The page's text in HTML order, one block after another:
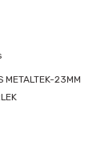
METALTEK-23MM